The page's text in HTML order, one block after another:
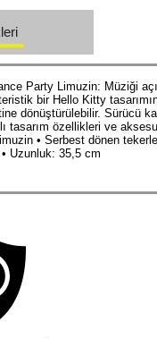
Party Limuzin: Müziği
bir Hello Kitty
dönüştürülebilir. Sürücü
tasarım özellikleri ve
• Serbest dönen
Uzunluk: 35,5 cm